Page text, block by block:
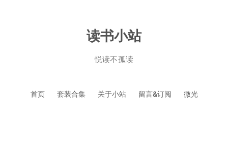
读书小站
悦读不孤读
首页 套装合集 关于小站 留言&订阅 微光